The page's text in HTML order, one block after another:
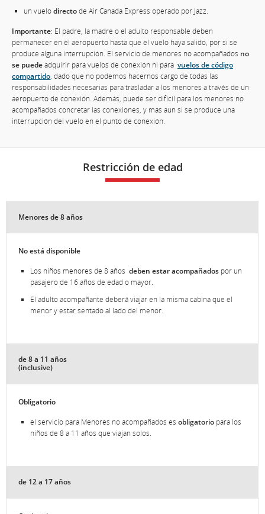
un vuelodirectode Air Canada Express operado por Jazz.
Importante: El padre, la madre o el adulto responsable deben
permanecer en el aeropuerto hasta que el vuelo haya salido, por si se
produce alguna interrupción. El servicio de menores no acompañados no
se puedeadquirir para vuelos de conexión ni para vuelos de código
compartido, dado que no podemos hacernos cargo de todas las
responsabilidades necesarias para trasladar a los menores a través de un
aeropuerto de conexión. Además, puede ser difícil para los menores no
acompañados concretar las conexiones, y más aún si se produce una
interrupción del vuelo en el punto de conexión.
Restricción de edad
Menores de 8 años
No está disponible
Los niños menores de 8 años deben estar acompañados por un
pasajero de 16 años de edad o mayor.
El adulto acompañante deberá viajar en la misma cabina que el
menor y estar sentado al lado del menor.
de 8 a 11 años
(inclusive)
Obligatorio
el servicio para Menores no acompañados es obligatorio para los
niños de 8 a 11 años que viajan solos.
de 12 a 17 años